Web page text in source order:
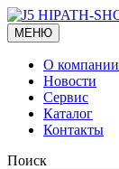
МЕНЮ
О компании
Новости
Сервис
Каталог
Контакты
Поиск